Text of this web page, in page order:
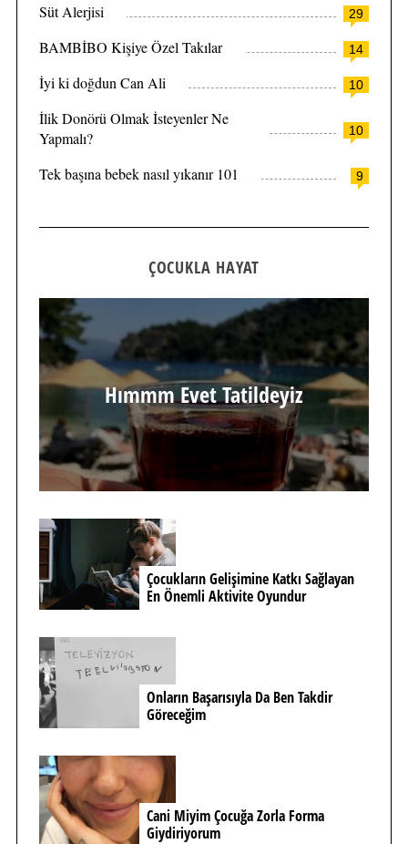
29
Süt Alerjisi
14
BAMBİBO Kişiye Özel Takılar
10
İyi ki doğdun Can Ali
10
İlik Donörü Olmak İsteyenler Ne
Yapmalı?
9
Tek başına bebek nasıl yıkanır 101
ÇOCUKLA HAYAT
Hımmm Evet Tatildeyiz
Çocukların Gelişimine Katkı Sağlayan
En Önemli Aktivite Oyundur
Onların Başarısıyla Da Ben Takdir
Göreceğim
Cani Miyim Çocuğa Zorla Forma
Giydiriyorum